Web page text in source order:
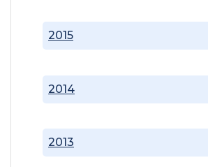
2013
2014
2015